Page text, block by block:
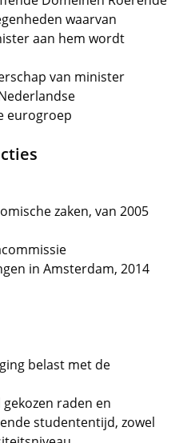
waarvan
aan hem wordt
van minister
eurogroep
zaken, van 2005
in Amsterdam, 2014
belast met de
raden en
studententijd, zowel